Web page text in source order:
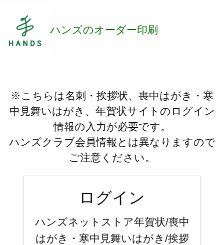
ハンズのオーダー印刷
※こちらは名刺・挨拶状、喪中はがき・寒
中見舞いはがき、年賀状サイトのログイン
情報の入力が必要です。
ハンズクラブ会員情報とは異なりますので
ご注意ください。
ログイン
ハンズネットストア年賀状/喪中
はがき・寒中見舞いはがき/挨拶